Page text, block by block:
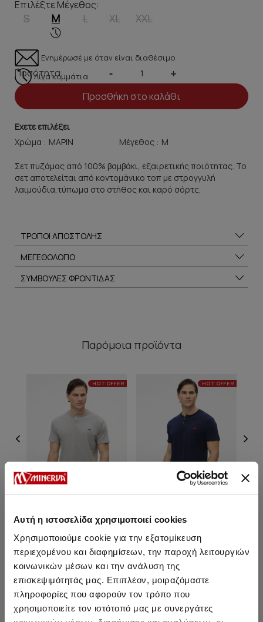
Αυτή η ιστοσελίδα χρησιμοποιεί cookies
Χρησιμοποιούμε cookie για την εξατομίκευση
περιεχομένου και διαφημίσεων, την παροχή λειτουργιών
κοινωνικών μέσων και την ανάλυση της
επισκεψιμότητάς μας. Επιπλέον, μοιραζόμαστε
πληροφορίες που αφορούν τον τρόπο που
χρησιμοποιείτε τον ιστότοπό μας με συνεργάτες
Επιλέξτε Μέγεθος:
S M L XL XXL
Ενημέρωσέ με όταν είναι διαθέσιμο
Λίγα κομμάτια
Ποσότητα: - +
Προσθήκη στο καλάθι
Εχετε επιλέξει
Χρώμα :
Μέγεθος :
Σετ πυζάμας από 100% βαμβάκι, εξαιρετικής ποιότητας. Το
σετ αποτελείται από κοντομάνικο τοπ με στρογγυλή
λαιμούδια,τύπωμα στο στήθος και καρό σόρτς.
ΤΡΟΠΟΙ ΑΠΟΣΤΟΛΗΣ
ΜΕΓΕΘΟΛΟΓΙΟ
ΣΥΜΒΟΥΛΕΣ ΦΡΟΝΤΙΔΑΣ
Παρόμοια προϊόντα
HOT OFFER
Καρό Κοντομάνικη Ανδρική
Πυτζάμα με πατιλέτα
32,80 €28,10 €
HOT OFFER
Καρό Κοντομάνικη Ανδρική
Πυτζάμα με πατιλέτα
32,80 €